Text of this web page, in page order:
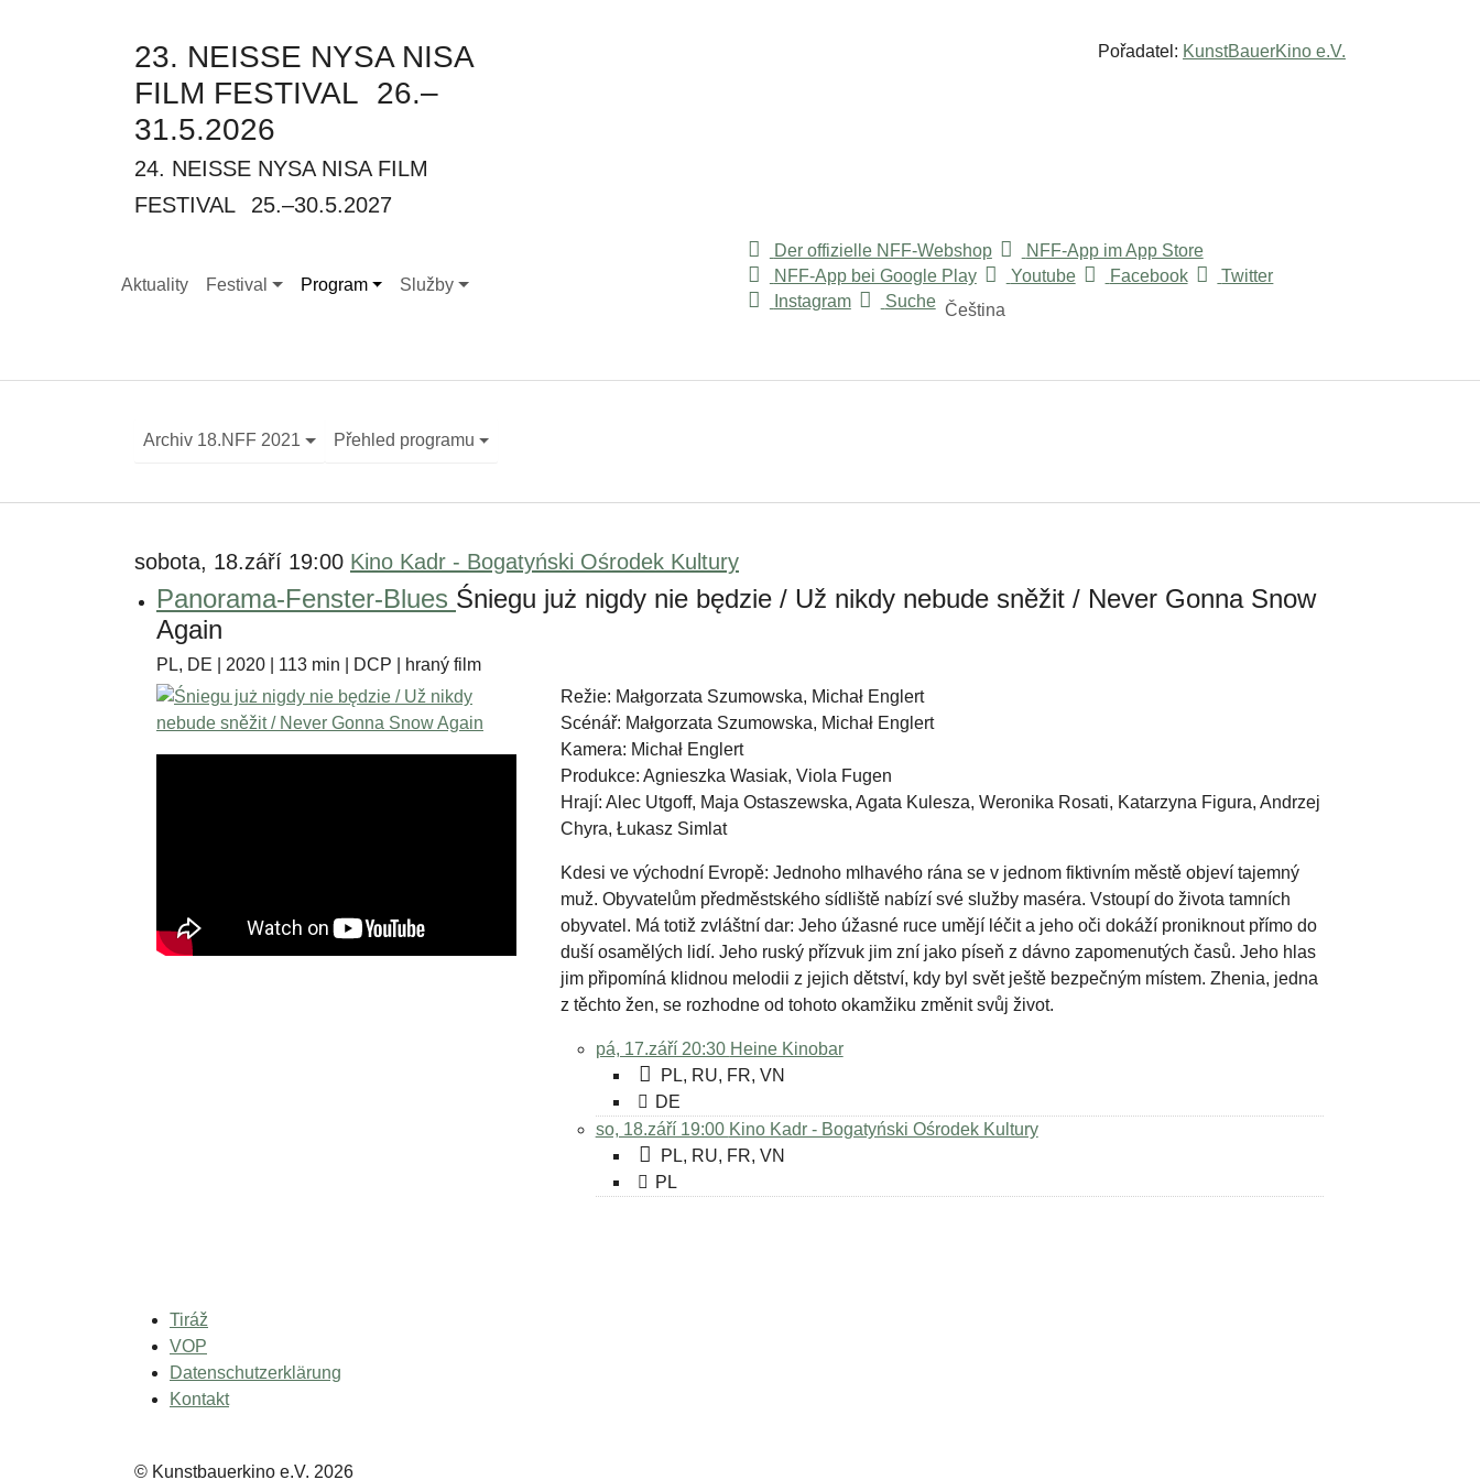
23. NEISSE NYSA NISA
FILM FESTIVAL 26.–
31.5.2026
24. NEISSE NYSA NISA FILM
FESTIVAL
25.–30.5.2027
Pořadatel: KunstBauerKino e.V.
Aktuality Festival
Submenu for "Festival"
Program
Submenu for "Program"
Služby
Submenu for "Služby"
Der offizielle NFF-Webshop
NFF-App im App Store
NFF-App bei Google Play
Youtube Facebook
Twitter
Instagram
Suche Čeština
Archiv 18.NFF 2021 Přehled programu
sobota, 18.září 19:00 Kino Kadr - Bogatyński Ośrodek Kultury
Panorama-Fenster-Blues Śniegu już nigdy nie będzie / Už nikdy nebude sněžit / Never Gonna Snow
Again
PL, DE | 2020 | 113 min | DCP | hraný film
Režie: Małgorzata Szumowska, Michał Englert
Scénář: Małgorzata Szumowska, Michał Englert
Kamera: Michał Englert
Produkce: Agnieszka Wasiak, Viola Fugen
Hrají: Alec Utgoff, Maja Ostaszewska, Agata Kulesza, Weronika Rosati, Katarzyna Figura, Andrzej
Chyra, Łukasz Simlat
Kdesi ve východní Evropě: Jednoho mlhavého rána se v jednom fiktivním městě objeví tajemný
muž. Obyvatelům předměstského sídliště nabízí své služby maséra. Vstoupí do života tamních
obyvatel. Má totiž zvláštní dar: Jeho úžasné ruce umějí léčit a jeho oči dokáží proniknout přímo do
duší osamělých lidí. Jeho ruský přízvuk jim zní jako píseň z dávno zapomenutých časů. Jeho hlas
jim připomíná klidnou melodii z jejich dětství, kdy byl svět ještě bezpečným místem. Zhenia, jedna
z těchto žen, se rozhodne od tohoto okamžiku změnit svůj život.
pá, 17.září 20:30 Heine Kinobar
PL, RU, FR, VN
DE
so, 18.září 19:00 Kino Kadr - Bogatyński Ośrodek Kultury
PL, RU, FR, VN
PL
Tiráž
VOP
Datenschutzerklärung
Kontakt
© Kunstbauerkino e.V. 2026